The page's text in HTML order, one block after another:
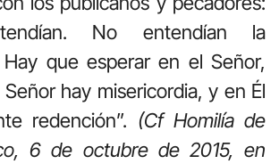
No entendían la
Hay que esperar en el Señor,
hay misericordia, y en Él
redención”. (Cf Homilía de
6 de octubre de 2015, en